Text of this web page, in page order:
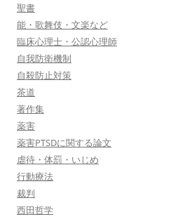
聖書
能・歌舞伎・文楽など
臨床心理士・公認心理師
自我防衛機制
自殺防止対策
茶道
著作集
薬害
薬害PTSDに関する論文
虐待・体罰・いじめ
行動療法
裁判
西田哲学